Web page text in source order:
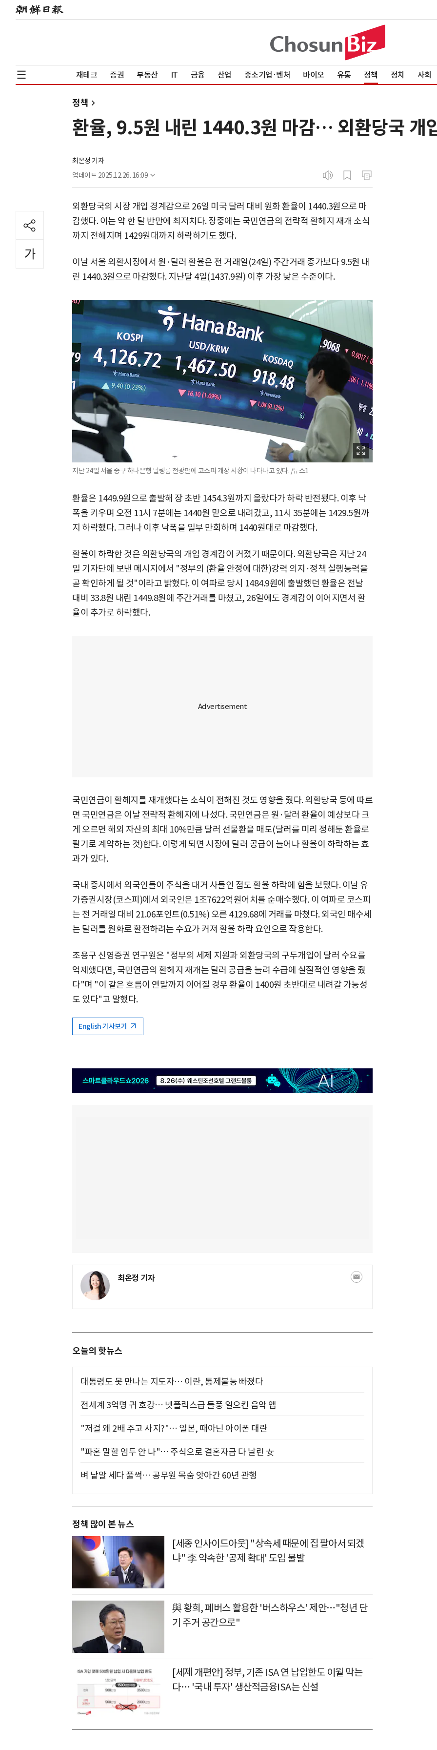
재테크 증권 부동산 IT 금융 산업 중소기업·벤처 바이오 유통 정책 정치 사회
정책
환율, 9.5원 내린 1440.3원 마감… 외환당국 개
최온정 기자
업데이트 2025.12.26. 16:09
외환당국의 시장 개입 경계감으로 26일 미국 달러 대비 원화 환율이 1440.3원으로 마
감했다. 이는 약 한 달 반만에 최저치다. 장중에는 국민연금의 전략적 환헤지 재개 소식
까지 전해지며 1429원대까지 하락하기도 했다.
이날 서울 외환시장에서 원·달러 환율은 전 거래일(24일) 주간거래 종가보다 9.5원 내
린 1440.3원으로 마감했다. 지난달 4일(1437.9원) 이후 가장 낮은 수준이다.
지난 24일 서울 중구 하나은행 딜링룸 전광판에 코스피 개장 시황이 나타나고 있다. /뉴스1
환율은 1449.9원으로 출발해 장 초반 1454.3원까지 올랐다가 하락 반전됐다. 이후 낙
폭을 키우며 오전 11시 7분에는 1440원 밑으로 내려갔고, 11시 35분에는 1429.5원까
지 하락했다. 그러나 이후 낙폭을 일부 만회하며 1440원대로 마감했다.
환율이 하락한 것은 외환당국의 개입 경계감이 커졌기 때문이다. 외환당국은 지난 24
일 기자단에 보낸 메시지에서 "정부의 (환율 안정에 대한)강력 의지·정책 실행능력을
곧 확인하게 될 것"이라고 밝혔다. 이 여파로 당시 1484.9원에 출발했던 환율은 전날
대비 33.8원 내린 1449.8원에 주간거래를 마쳤고, 26일에도 경계감이 이어지면서 환
율이 추가로 하락했다.
국민연금이 환헤지를 재개했다는 소식이 전해진 것도 영향을 줬다. 외환당국 등에 따르
면 국민연금은 이날 전략적 환헤지에 나섰다. 국민연금은 원·달러 환율이 예상보다 크
게 오르면 해외 자산의 최대 10%만큼 달러 선물환을 매도(달러를 미리 정해둔 환율로
팔기로 계약하는 것)한다. 이렇게 되면 시장에 달러 공급이 늘어나 환율이 하락하는 효
과가 있다.
국내 증시에서 외국인들이 주식을 대거 사들인 점도 환율 하락에 힘을 보탰다. 이날 유
가증권시장(코스피)에서 외국인은 1조7622억원어치를 순매수했다. 이 여파로 코스피
는 전 거래일 대비 21.06포인트(0.51%) 오른 4129.68에 거래를 마쳤다. 외국인 매수세
는 달러를 원화로 환전하려는 수요가 커져 환율 하락 요인으로 작용한다.
조용구 신영증권 연구원은 "정부의 세제 지원과 외환당국의 구두개입이 달러 수요를
억제했다면, 국민연금의 환헤지 재개는 달러 공급을 늘려 수급에 실질적인 영향을 줬
다"며 "이 같은 흐름이 연말까지 이어질 경우 환율이 1400원 초반대로 내려갈 가능성
도 있다"고 말했다.
English 기사보기
최온정 기자
오늘의 핫뉴스
대통령도 못 만나는 지도자… 이란, 통제불능 빠졌다
전세계 3억명 귀 호강… 넷플릭스급 돌풍 일으킨 음악 앱
"저걸 왜 2배 주고 사지?"… 일본, 때아닌 아이폰 대란
"파혼 말할 엄두 안 나"… 주식으로 결혼자금 다 날린 女
벼 낱알 세다 풀썩… 공무원 목숨 앗아간 60년 관행
정책 많이 본 뉴스
[세종 인사이드아웃] "상속세 때문에 집 팔아서 되겠
냐" 李 약속한 '공제 확대' 도입 불발
與 황희, 폐버스 활용한 '버스하우스' 제안…"청년 단
기 주거 공간으로"
[세제 개편안] 정부, 기존 ISA 연 납입한도 이월 막는
다… '국내 투자' 생산적금융ISA는 신설